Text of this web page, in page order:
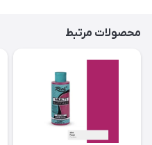
محصولات مرتبط